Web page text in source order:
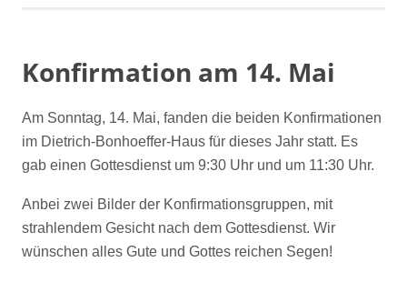
Konfirmation am 14. Mai
Am Sonntag, 14. Mai, fanden die beiden Konfirmationen
im Dietrich-Bonhoeffer-Haus für dieses Jahr statt. Es
gab einen Gottesdienst um 9:30 Uhr und um 11:30 Uhr.
Anbei zwei Bilder der Konfirmationsgruppen, mit
strahlendem Gesicht nach dem Gottesdienst. Wir
wünschen alles Gute und Gottes reichen Segen!